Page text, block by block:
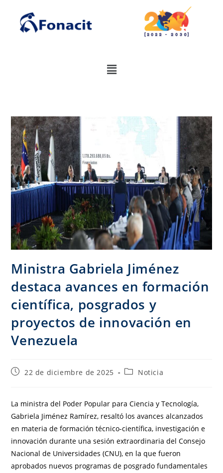
Ministra Gabriela Jiménez
destaca avances en formación
científica, posgrados y
proyectos de innovación en
Venezuela
22 de diciembre de 2025 Noticia
La ministra del Poder Popular para Ciencia y Tecnología,
Gabriela Jiménez Ramírez, resaltó los avances alcanzados
en materia de formación técnico-científica, investigación e
innovación durante una sesión extraordinaria del Consejo
Nacional de Universidades (CNU), en la que fueron
aprobados nuevos programas de posgrado fundamentales